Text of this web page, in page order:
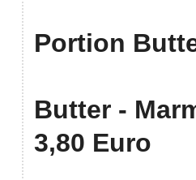
Portion
Butter -
3,80 Euro